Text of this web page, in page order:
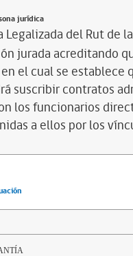
jurídica
del Rut de
jurada acreditando
el cual se
suscribir contratos
los funcionarios
a ellos por los